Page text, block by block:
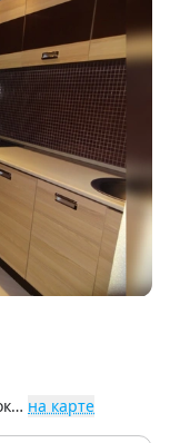
Краснофлотская, 20/3, Центральный округ на карте